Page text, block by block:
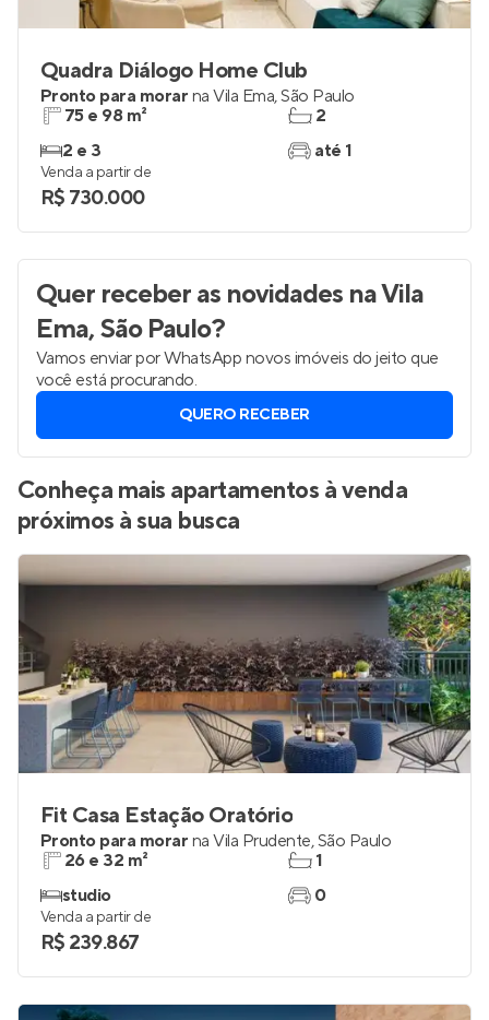
Quadra Diálogo Home Club
Pronto para morar na Vila Ema,São Paulo
75 e 98 m²
2 e 3
2
até 1
Venda a partir de
R$ 730.000
Quer receber as novidades na Vila
Ema, São Paulo?
Vamos enviar por WhatsApp novos imóveis do jeito que
você está procurando.
QUERO RECEBER
Conheça mais apartamentos à venda
próximos à sua busca
Fit Casa Estação Oratório
Pronto para morar na Vila Prudente,São Paulo
26 e 32 m²
studio
1
0
Venda a partir de
R$ 239.867